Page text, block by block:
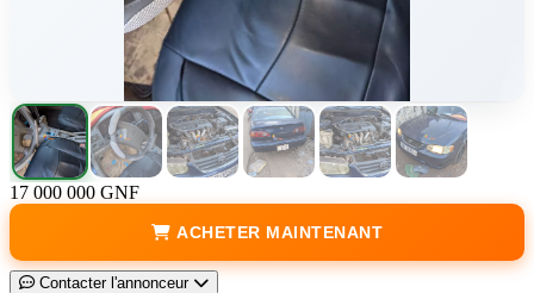
17 000 000 GNF
ACHETER MAINTENANT
Contacter l'annonceur